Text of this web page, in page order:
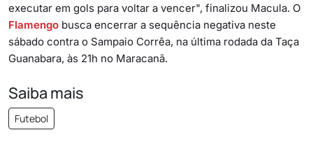
executar em gols para voltar a vencer", finalizou Macula. O
Flamengo busca encerrar a sequência negativa neste
sábado contra o Sampaio Corrêa, na última rodada da Taça
Guanabara, às 21h no Maracanã.
Saiba mais
Futebol